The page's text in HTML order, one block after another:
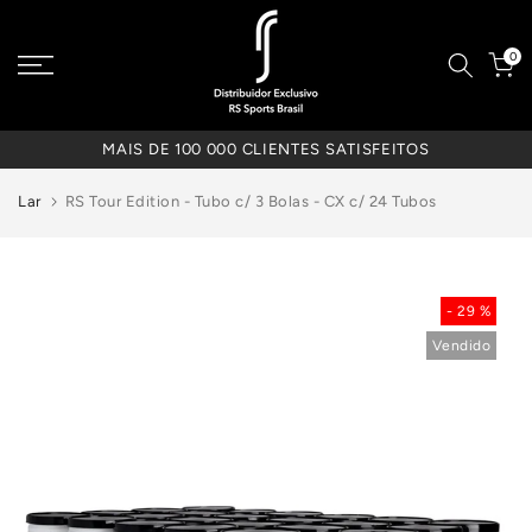
0
MAIS DE 100 000 CLIENTES SATISFEITOS
Lar RS Tour Edition - Tubo c/ 3 Bolas - CX c/ 24 Tubos
- 29 %
Vendido